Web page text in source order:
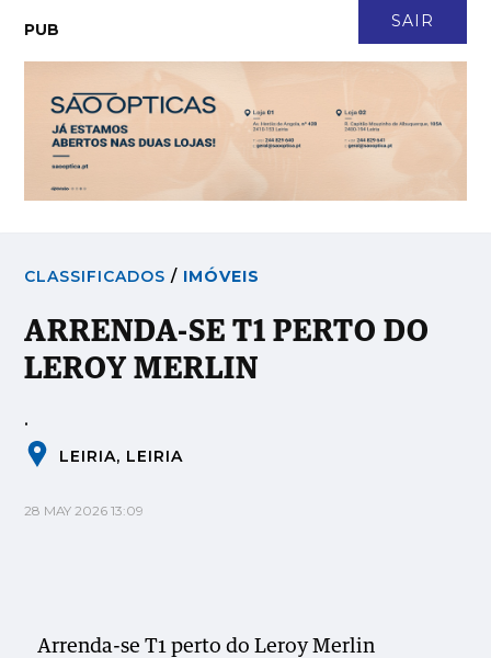
LOGIN
CLASSIFICADOS / IMÓVEIS
ARRENDA-SE T1 PERTO DO
LEROY MERLIN
.
LEIRIA, LEIRIA
28 MAY 2026 13:09
Arrenda-se T1 perto do Leroy Merlin